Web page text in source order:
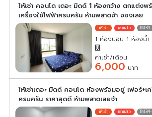
ให้เช่า คอนโด เดอะ มิดด์ 1 ห้องกว้าง ตกแต่งพ
เครื่องใช้ไฟฟ้าครบครัน ห้ามพลาดจ้า จองเลย
1 ห้องนอน 1 ห้องน้ำ
ค่าเช่า/เดือน
6,000 บาท
ให้เช่าเดอะ มิดด์ คอนโด ห้องพร้อมอยู่ เฟอร์+เ
ครบครัน ราคาสุดดี ห้ามพลาดเลยจ้า